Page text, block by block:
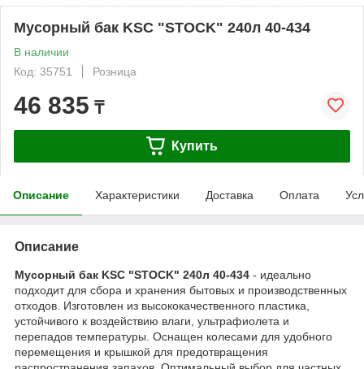
Мусорный бак KSC "STOCK" 240л 40-434
В наличии
Код: 35751
Розница
46 835 ₸
Купить
Описание Характеристики Доставка Оплата
Описание
Мусорный бак KSC "STOCK" 240л 40-434 - идеально
подходит для сбора и хранения бытовых и производственных
отходов. Изготовлен из высококачественного пластика,
устойчивого к воздействию влаги, ультрафиолета и
перепадов температуры. Оснащен колесами для удобного
перемещения и крышкой для предотвращения